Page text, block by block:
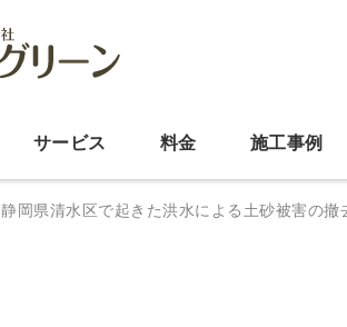
サービス 料金 施工事例
静岡県清水区で起きた洪水による土砂被害の撤